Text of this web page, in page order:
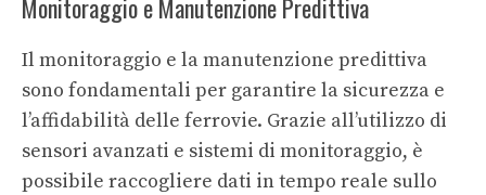
Monitoraggio e Manutenzione Predittiva
Il monitoraggio e la manutenzione predittiva
sono fondamentali per garantire la sicurezza e
l’affidabilità delle ferrovie. Grazie all’utilizzo di
sensori avanzati e sistemi di monitoraggio, è
possibile raccogliere dati in tempo reale sullo